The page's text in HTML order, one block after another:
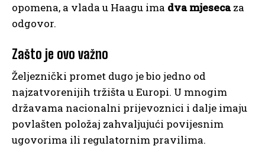
opomena, a vlada u Haagu ima dva mjesecaza
odgovor.
Zašto je ovo važno
Željeznički promet dugo je bio jedno od
najzatvorenijih tržišta u Europi. U mnogim
državama nacionalni prijevoznici i dalje imaju
povlašten položaj zahvaljujući povijesnim
ugovorima ili regulatornim pravilima.